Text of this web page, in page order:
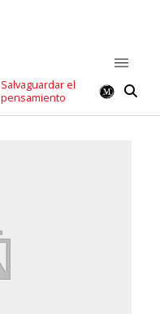
Salvaguardar el
pensamiento